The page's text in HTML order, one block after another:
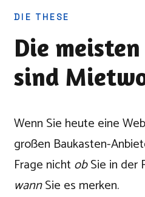
DIE THESE
Die
sind
Wenn Sie heute eine
großen Baukasten-
Frage nichtobSie in der
wannSie es merken.